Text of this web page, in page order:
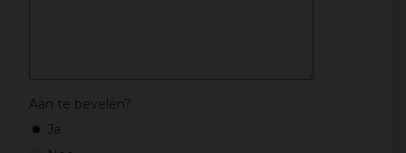
Aan te bevelen?
Ja